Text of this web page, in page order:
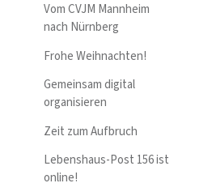
Vom CVJM Mannheim
nach Nürnberg
Frohe Weihnachten!
Gemeinsam digital
organisieren
Zeit zum Aufbruch
Lebenshaus-Post 156 ist
online!